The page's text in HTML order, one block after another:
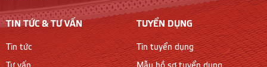
TIN TỨC & TƯ VẤN
Tin tức
TUYỂN DỤNG
Tin tuyển dụng